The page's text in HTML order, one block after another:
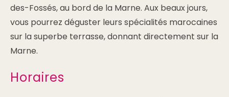
des-Fossés, au bord de la Marne. Aux beaux jours,
vous pourrez déguster leurs spécialités marocaines
sur la superbe terrasse, donnant directement sur la
Marne.
Horaires